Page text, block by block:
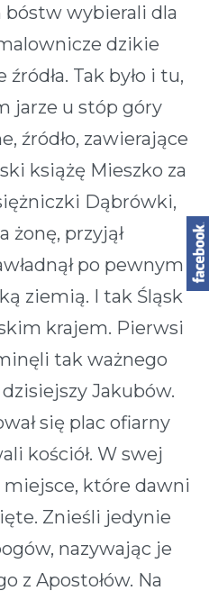
bóstw wybierali dla
dzikie
Tak było i tu,
jarze u stóp góry
źródło, zawierające
książę Mieszko za
Dąbrówki,
żonę, przyjął
po pewnym
ziemią. I tak Śląsk
krajem. Pierwsi
tak ważnego
Jakubów.
się plac ofiarny
kościół. W swej
które dawni
Znieśli jedynie
nazywając je
z Apostołów. Na